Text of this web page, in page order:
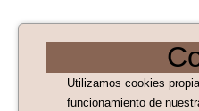
LEGAL
Políticas de Cookies
Utilizamos cookies
funcionamiento de